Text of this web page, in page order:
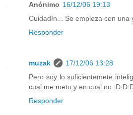
Anónimo 16/12/06 19:13
Cuidadín... Se empieza con una
Responder
muzak
17/12/06 13:28
Pero soy lo suficientemete
cual me meto y en cual no
Responder